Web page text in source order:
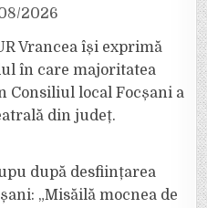
2026
Vrancea își exprimă
în care majoritatea
Consiliul local Focșani a
din județ.
după desființarea
„Misăilă mocnea de